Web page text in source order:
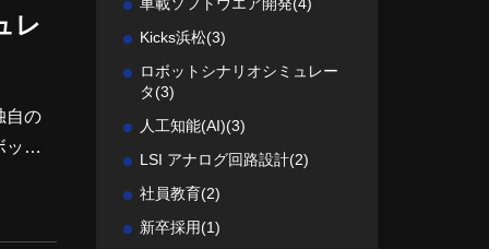
レ
自の
ット
た
介し
Kicks浜松(3)
ロボットシナリオシミュレー
タ(3)
人工知能(AI)(3)
LSI アナログ回路設計(2)
社員教育(2)
新卒採用(1)